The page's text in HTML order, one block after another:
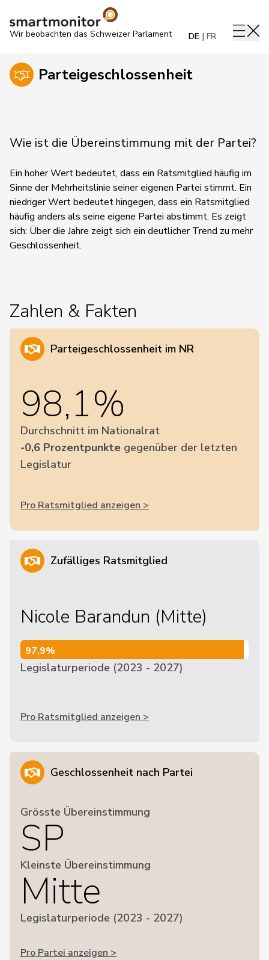
Wir beobachten das Schweizer Parlament DE FR
Parteigeschlossenheit
Wie ist die Übereinstimmung mit der Partei?
Ein hoher Wert bedeutet, dass ein Ratsmitglied häufig im
Sinne der Mehrheitslinie seiner eigenen Partei stimmt. Ein
niedriger Wert bedeutet hingegen, dass ein Ratsmitglied
häufig anders als seine eigene Partei abstimmt. Es zeigt
sich: Über die Jahre zeigt sich ein deutlicher Trend zu mehr
Geschlossenheit.
Zahlen & Fakten
Parteigeschlossenheit im NR
98,1%
Durchschnitt im Nationalrat
-0,6 Prozentpunkte gegenüber der letzten
Legislatur
Pro Ratsmitglied anzeigen >
Zufälliges Ratsmitglied
Nicole Barandun (Mitte)
97,9%
97,9%
Legislaturperiode (2023 - 2027)
Pro Ratsmitglied anzeigen >
Geschlossenheit nach Partei
Grösste Übereinstimmung
SP
Kleinste Übereinstimmung
Mitte
Legislaturperiode (2023 - 2027)
Pro Partei anzeigen >